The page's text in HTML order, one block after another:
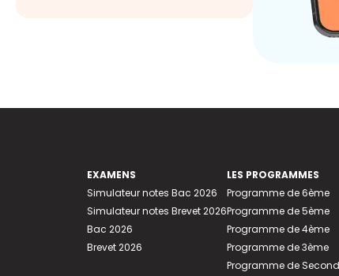
EXAMENS
Simulateur notes Bac 2026
Simulateur notes Brevet 2026
Bac 2026
Brevet 2026
LES PROGRAMMES
Programme de 6ème
Programme de 5ème
Programme de 4ème
Programme de 3ème
Programme de